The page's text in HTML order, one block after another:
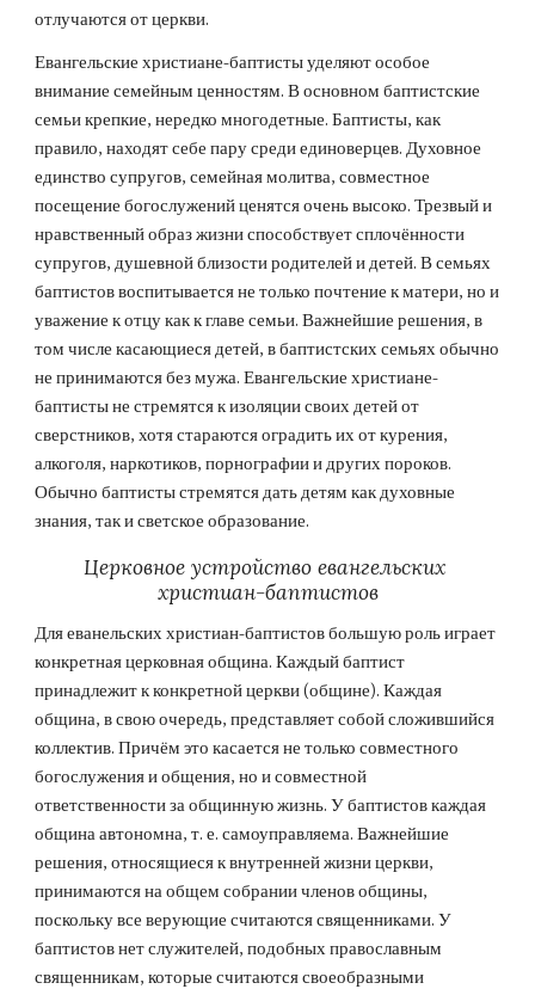
отлучаются от церкви.
Евангельские христиане-баптисты уделяют особое
внимание семейным ценностям. В основном баптистские
семьи крепкие, нередко многодетные. Баптисты, как
правило, находят себе пару среди единоверцев. Духовное
единство супругов, семейная молитва, совместное
посещение богослужений ценятся очень высоко. Трезвый и
нравственный образ жизни способствует сплочённости
супругов, душевной близости родителей и детей. В семьях
баптистов воспитывается не только почтение к матери, но и
уважение к отцу как к главе семьи. Важнейшие решения, в
том числе касающиеся детей, в баптистских семьях обычно
не принимаются без мужа. Евангельские христиане-
баптисты не стремятся к изоляции своих детей от
сверстников, хотя стараются оградить их от курения,
алкоголя, наркотиков, порнографии и других пороков.
Обычно баптисты стремятся дать детям как духовные
знания, так и светское образование.
Церковное устройство евангельских
христиан-баптистов
Для еванельских христиан-баптистов большую роль играет
конкретная церковная община. Каждый баптист
принадлежит к конкретной церкви (общине). Каждая
община, в свою очередь, представляет собой сложившийся
коллектив. Причём это касается не только совместного
богослужения и общения, но и совместной
ответственности за общинную жизнь. У баптистов каждая
община автономна, т. е. самоуправляема. Важнейшие
решения, относящиеся к внутренней жизни церкви,
принимаются на общем собрании членов общины,
поскольку все верующие считаются священниками. У
баптистов нет служителей, подобных православным
священникам, которые считаются своеобразными